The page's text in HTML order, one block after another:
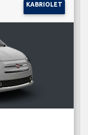
KABRIOLET